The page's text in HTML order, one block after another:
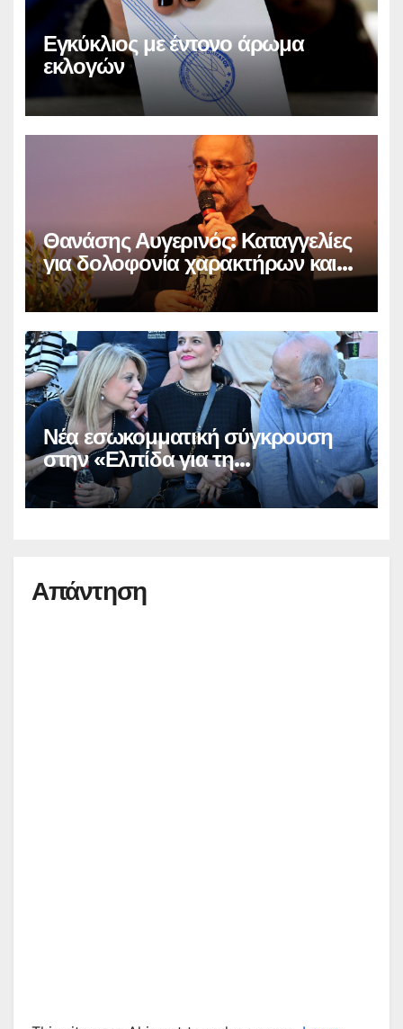
Εγκύκλιος με έντονο άρωμα
εκλογών
Θανάσης Αυγερινός: Καταγγελίες
για δολοφονία χαρακτήρων και
παραπληροφόρηση
Νέα εσωκομματική σύγκρουση
στην «Ελπίδα για τη
Δημοκρατία»
Απάντηση